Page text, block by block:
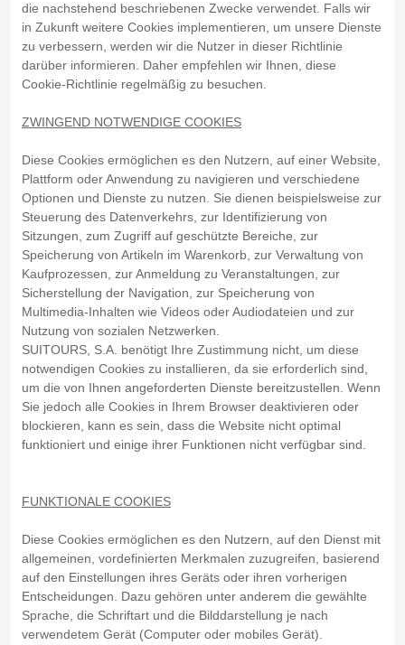
die nachstehend beschriebenen Zwecke verwendet. Falls wir
in Zukunft weitere Cookies implementieren, um unsere Dienste
zu verbessern, werden wir die Nutzer in dieser Richtlinie
darüber informieren. Daher empfehlen wir Ihnen, diese
Cookie-Richtlinie regelmäßig zu besuchen.
ZWINGEND NOTWENDIGE COOKIES
Diese Cookies ermöglichen es den Nutzern, auf einer Website,
Plattform oder Anwendung zu navigieren und verschiedene
Optionen und Dienste zu nutzen. Sie dienen beispielsweise zur
Steuerung des Datenverkehrs, zur Identifizierung von
Sitzungen, zum Zugriff auf geschützte Bereiche, zur
Speicherung von Artikeln im Warenkorb, zur Verwaltung von
Kaufprozessen, zur Anmeldung zu Veranstaltungen, zur
Sicherstellung der Navigation, zur Speicherung von
Multimedia-Inhalten wie Videos oder Audiodateien und zur
Nutzung von sozialen Netzwerken.
SUITOURS, S.A. benötigt Ihre Zustimmung nicht, um diese
notwendigen Cookies zu installieren, da sie erforderlich sind,
um die von Ihnen angeforderten Dienste bereitzustellen. Wenn
Sie jedoch alle Cookies in Ihrem Browser deaktivieren oder
blockieren, kann es sein, dass die Website nicht optimal
funktioniert und einige ihrer Funktionen nicht verfügbar sind.
FUNKTIONALE COOKIES
Diese Cookies ermöglichen es den Nutzern, auf den Dienst mit
allgemeinen, vordefinierten Merkmalen zuzugreifen, basierend
auf den Einstellungen ihres Geräts oder ihren vorherigen
Entscheidungen. Dazu gehören unter anderem die gewählte
Sprache, die Schriftart und die Bilddarstellung je nach
verwendetem Gerät (Computer oder mobiles Gerät).